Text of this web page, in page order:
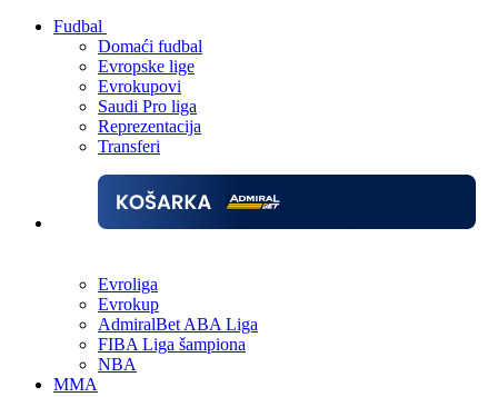
Fudbal
Domaći fudbal
Evropske lige
Evrokupovi
Saudi Pro liga
Reprezentacija
Transferi
Evroliga
Evrokup
AdmiralBet ABA Liga
FIBA Liga šampiona
NBA
MMA